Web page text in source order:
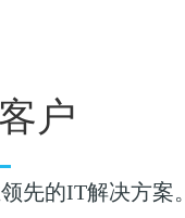
户
先的IT解决方案。